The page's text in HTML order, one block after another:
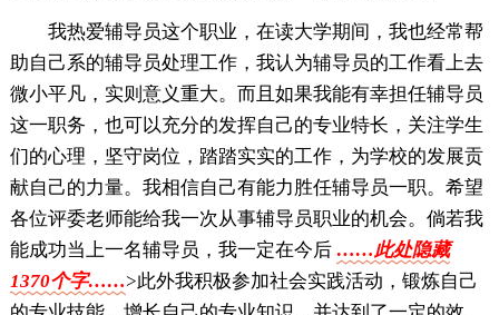
我热爱辅导员这个职业，在读大学期间，我也经常帮
助自己系的辅导员处理工作，我认为辅导员的工作看上去
微小平凡，实则意义重大。而且如果我能有幸担任辅导员
这一职务，也可以充分的发挥自己的专业特长，关注学生
们的心理，坚守岗位，踏踏实实的工作，为学校的发展贡
献自己的力量。我相信自己有能力胜任辅导员一职。希望
各位评委老师能给我一次从事辅导员职业的机会。倘若我
能成功当上一名辅导员，我一定在今后 ……此处隐藏
1370个字……>此外我积极参加社会实践活动，锻炼自己